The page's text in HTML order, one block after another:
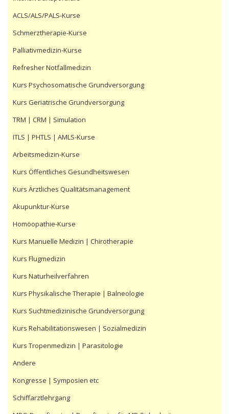
ACLS/ALS/PALS-Kurse
Schmerztherapie-Kurse
Palliativmedizin-Kurse
Refresher Notfallmedizin
Kurs Psychosomatische Grundversorgung
Kurs Geriatrische Grundversorgung
TRM | CRM | Simulation
ITLS | PHTLS | AMLS-Kurse
Arbeitsmedizin-Kurse
Kurs Öffentliches Gesundheitswesen
Kurs Ärztliches Qualitätsmanagement
Akupunktur-Kurse
Homöopathie-Kurse
Kurs Manuelle Medizin | Chirotherapie
Kurs Flugmedizin
Kurs Naturheilverfahren
Kurs Physikalische Therapie | Balneologie
Kurs Suchtmedizinische Grundversorgung
Kurs Rehabilitationswesen | Sozialmedizin
Kurs Tropenmedizin | Parasitologie
Andere
Kongresse | Symposien etc
Schiffarztlehrgang